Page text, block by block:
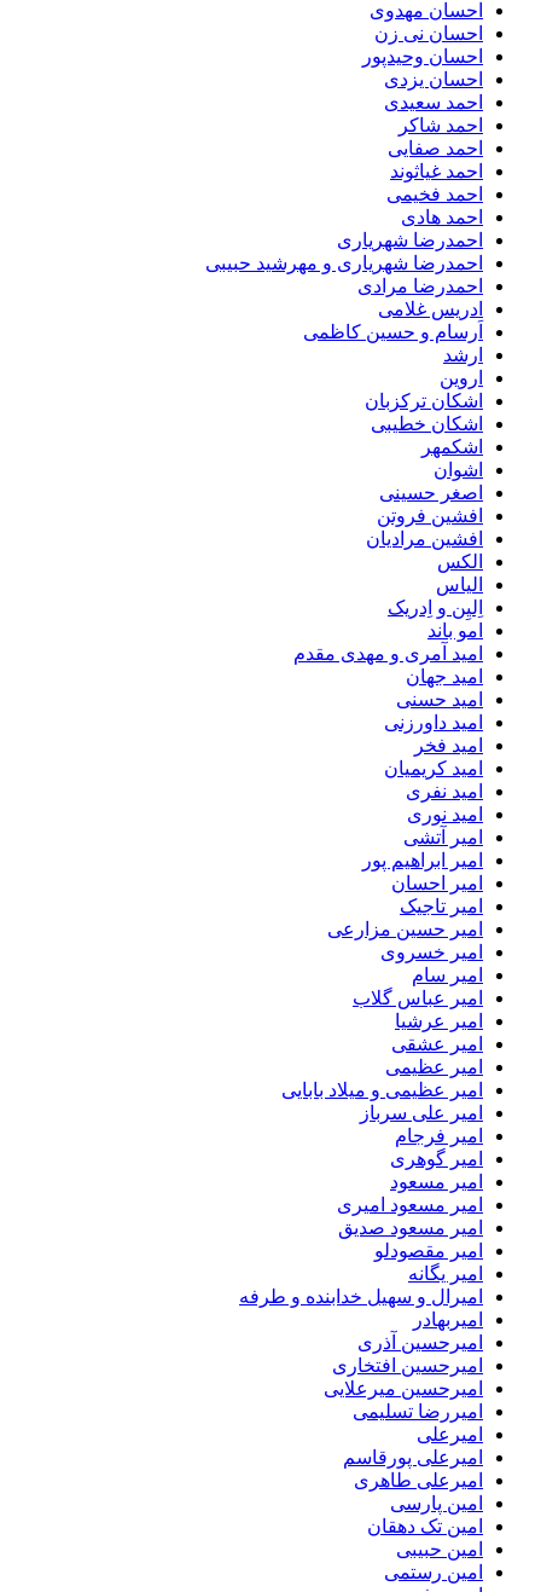
احسان مهدوی
احسان نی زن
احسان وحیدپور
احسان یزدی
احمد سعیدی
احمد شاکر
احمد صفایی
احمد غیاثوند
احمد فخیمی
احمد هادی
احمدرضا شهریاری
احمدرضا شهریاری و مهرشید حبیبی
احمدرضا مرادی
ادریس غلامی
اَرسام و حسین کاظمی
ارشد
اروین
اشکان ترکزبان
اشکان خطیبی
اشکمهر
اشوان
اصغر حسینی
افشین فروتن
افشین مرادیان
الکس
الیاس
اِلیِن و اِدریک
امو باند
امید آمری و مهدی مقدم
امید جهان
امید حسنی
امید داورزنی
امید فخر
امید کریمیان
امید نفری
امید نوری
امیر آتشی
امیر ابراهیم پور
امیر احسان
امیر تاجیک
امیر حسین مزارعی
امیر خسروی
امیر سام
امیر عباس گلاب
امیر عرشیا
امیر عشقی
امیر عظیمی
امیر عظیمی و میلاد بابایی
امیر علی سرباز
امیر فرجام
امیر گوهری
امیر مسعود
امیر مسعود امیری
امیر مسعود صدیق
امیر مقصودلو
امیر یگانه
امیرال و سهیل خدابنده و طرفه
امیربهادر
امیرحسین آذری
امیرحسین افتخاری
امیرحسین میرعلایی
امیررضا تسلیمی
امیرعلی
امیرعلی پورقاسم
امیرعلی طاهری
امین پارسی
امین تک دهقان
امین حبیبی
امین رستمی